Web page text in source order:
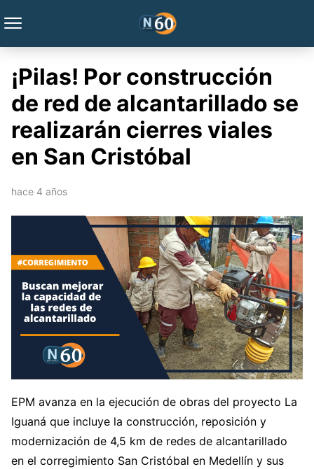
¡Pilas! Por construcción
de red de alcantarillado se
realizarán cierres viales
en San Cristóbal
hace 4 años
EPM avanza en la ejecución de obras del proyecto La
Iguaná que incluye la construcción, reposición y
modernización de 4,5 km de redes de alcantarillado
en el corregimiento San Cristóbal en Medellín y sus